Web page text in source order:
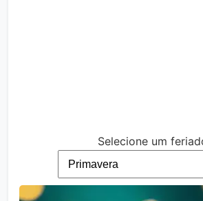
Selecione um